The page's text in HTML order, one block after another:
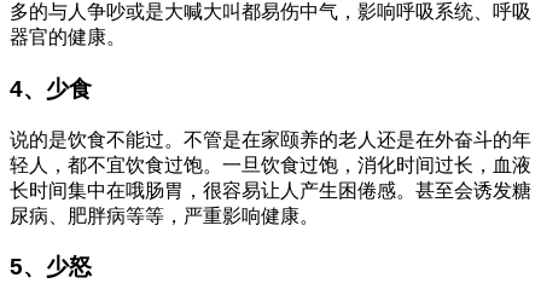
多的与人争吵或是大喊大叫都易伤中气，影响呼吸系统、呼吸
器官的健康。
4、少食
说的是饮食不能过。不管是在家颐养的老人还是在外奋斗的年
轻人，都不宜饮食过饱。一旦饮食过饱，消化时间过长，血液
长时间集中在哦肠胃，很容易让人产生困倦感。甚至会诱发糖
尿病、肥胖病等等，严重影响健康。
5、少怒